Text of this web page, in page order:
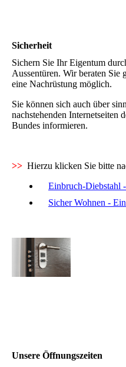
Sicherheit
Sichern Sie Ihr Eigentum
Aussentüren. Wir beraten Sie
eine Nachrüstung möglich.
Sie können sich auch über
nachstehenden Internetseiten
Bundes informieren.
>> Hierzu klicken Sie bitte
Einbruch-Diebstahl
Sicher Wohnen -
Unsere Öffnungszeiten